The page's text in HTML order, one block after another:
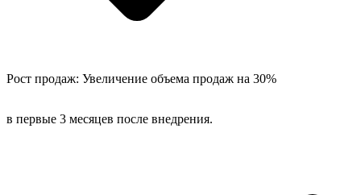
Рост продаж: Увеличение объема продаж на 30%
в первые 3 месяцев после внедрения.